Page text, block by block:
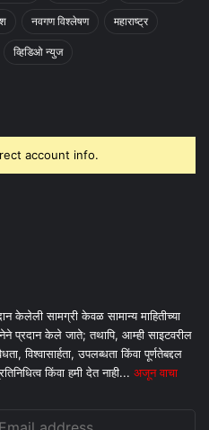
नवगण विश्लेषण महाराष्ट्र
व्हिडिओ न्युज
account info.
सामग्री केवळ सामान्य माहितीच्या
प्रदान केले जाते; तथापि, आम्ही साइटवरील
विश्वासार्हता, उपलब्धता किंवा पूर्णतेबद्दल
किंवा हमी देत ​​नाही... अजून वाचा